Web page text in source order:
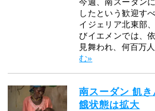
今週、南スーダン
したという歓迎す
イジェリア北東部
びイエメンでは、
見舞われ、何百万
む»
南スーダン 飢
餓状態は拡大